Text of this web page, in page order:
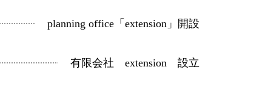
planning office「extension」開設
有限会社 extension 設立